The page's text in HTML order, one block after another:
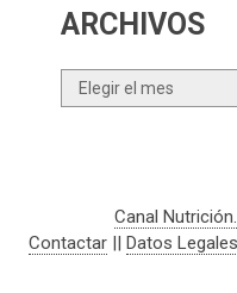
ARCHIVOS
Archivos
Canal
Contactar ||Datos